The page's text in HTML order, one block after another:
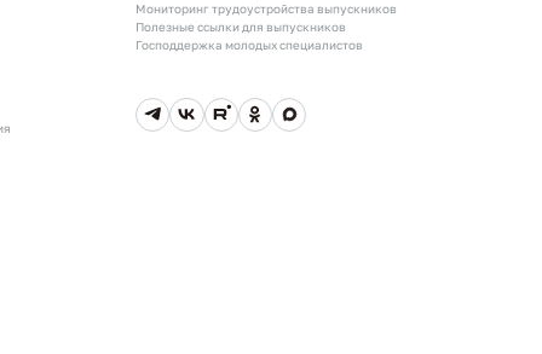
Мониторинг трудоустройства выпускников
Полезные ссылки для выпускников
Господдержка молодых специалистов